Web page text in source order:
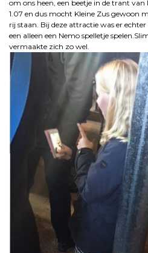
om ons heen, een beetje in de trant
1.07 en dus mocht Kleine Zus gewoon
rij staan. Bij deze attractie was er
een alleen een Nemo spelletje
vermaakte zich zo wel.